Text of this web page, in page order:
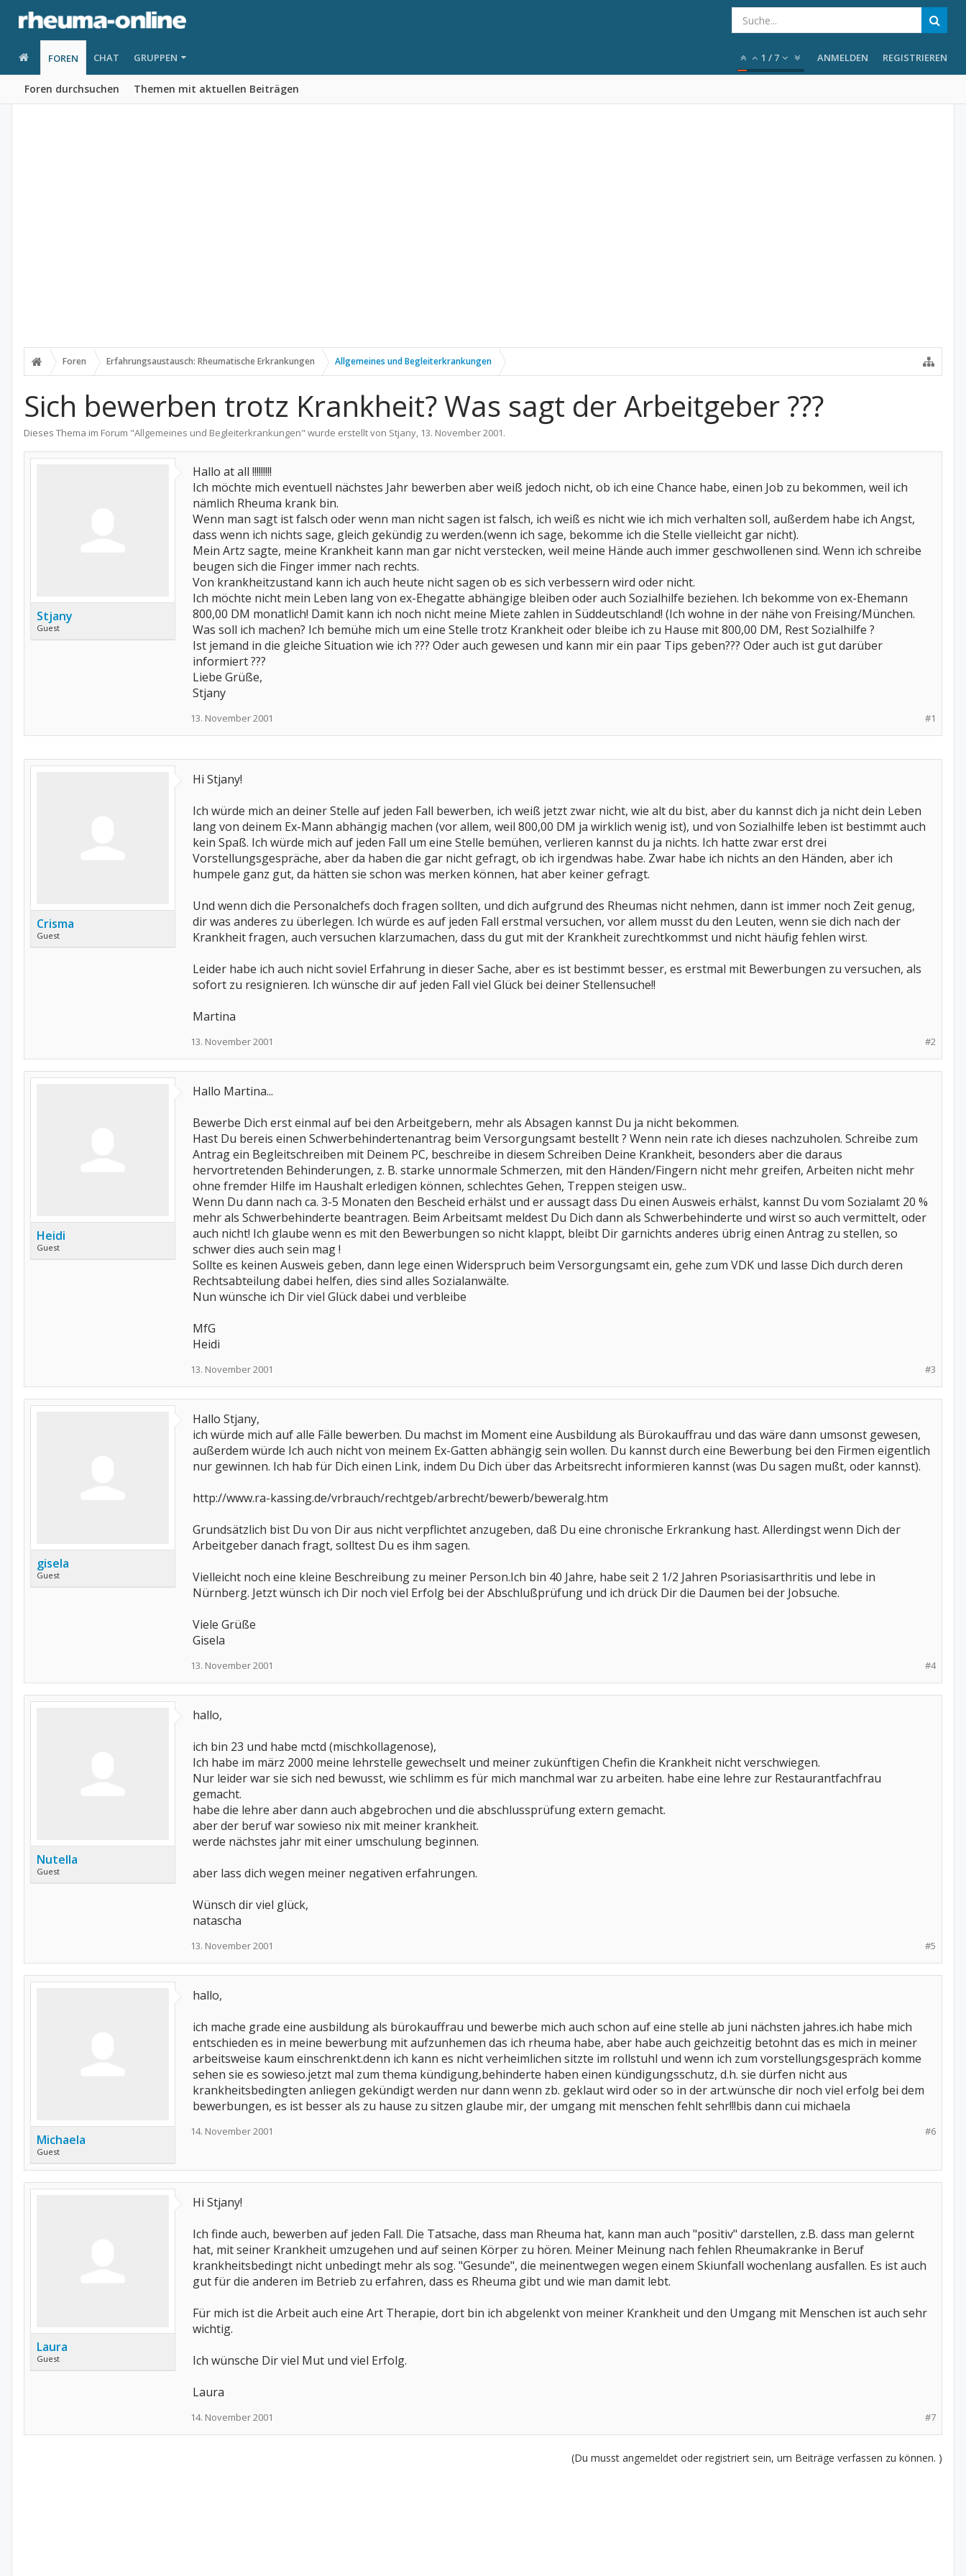
FOREN
Foren durchsuchen Themen mit aktuellen Beiträgen
CHAT GRUPPEN 1 / 7 ANMELDEN REGISTRIEREN
Foren Erfahrungsaustausch: Rheumatische Erkrankungen Allgemeines und Begleiterkrankungen
Sich bewerben trotz Krankheit? Was sagt der Arbeitgeber ???
Dieses Thema im Forum "Allgemeines und Begleiterkrankungen" wurde erstellt von Stjany, 13. November 2001.
Stjany
Guest
Hallo at all !!!!!!!!!
Ich möchte mich eventuell nächstes Jahr bewerben aber weiß jedoch nicht, ob ich eine Chance habe, einen Job zu bekommen, weil ich
nämlich Rheuma krank bin.
Wenn man sagt ist falsch oder wenn man nicht sagen ist falsch, ich weiß es nicht wie ich mich verhalten soll, außerdem habe ich Angst,
dass wenn ich nichts sage, gleich gekündig zu werden.(wenn ich sage, bekomme ich die Stelle vielleicht gar nicht).
Mein Artz sagte, meine Krankheit kann man gar nicht verstecken, weil meine Hände auch immer geschwollenen sind. Wenn ich schreibe
beugen sich die Finger immer nach rechts.
Von krankheitzustand kann ich auch heute nicht sagen ob es sich verbessern wird oder nicht.
Ich möchte nicht mein Leben lang von ex-Ehegatte abhängige bleiben oder auch Sozialhilfe beziehen. Ich bekomme von ex-Ehemann
800,00 DM monatlich! Damit kann ich noch nicht meine Miete zahlen in Süddeutschland! (Ich wohne in der nähe von Freising/München.
Was soll ich machen? Ich bemühe mich um eine Stelle trotz Krankheit oder bleibe ich zu Hause mit 800,00 DM, Rest Sozialhilfe ?
Ist jemand in die gleiche Situation wie ich ??? Oder auch gewesen und kann mir ein paar Tips geben??? Oder auch ist gut darüber
informiert ???
Liebe Grüße,
Stjany
#1
13. November 2001
Crisma
Guest
Hi Stjany!
Ich würde mich an deiner Stelle auf jeden Fall bewerben, ich weiß jetzt zwar nicht, wie alt du bist, aber du kannst dich ja nicht dein Leben
lang von deinem Ex-Mann abhängig machen (vor allem, weil 800,00 DM ja wirklich wenig ist), und von Sozialhilfe leben ist bestimmt auch
kein Spaß. Ich würde mich auf jeden Fall um eine Stelle bemühen, verlieren kannst du ja nichts. Ich hatte zwar erst drei
Vorstellungsgespräche, aber da haben die gar nicht gefragt, ob ich irgendwas habe. Zwar habe ich nichts an den Händen, aber ich
humpele ganz gut, da hätten sie schon was merken können, hat aber keiner gefragt.
Und wenn dich die Personalchefs doch fragen sollten, und dich aufgrund des Rheumas nicht nehmen, dann ist immer noch Zeit genug,
dir was anderes zu überlegen. Ich würde es auf jeden Fall erstmal versuchen, vor allem musst du den Leuten, wenn sie dich nach der
Krankheit fragen, auch versuchen klarzumachen, dass du gut mit der Krankheit zurechtkommst und nicht häufig fehlen wirst.
Leider habe ich auch nicht soviel Erfahrung in dieser Sache, aber es ist bestimmt besser, es erstmal mit Bewerbungen zu versuchen, als
sofort zu resignieren. Ich wünsche dir auf jeden Fall viel Glück bei deiner Stellensuche!!
Martina
#2
13. November 2001
Heidi
Guest
Hallo Martina...
Bewerbe Dich erst einmal auf bei den Arbeitgebern, mehr als Absagen kannst Du ja nicht bekommen.
Hast Du bereis einen Schwerbehindertenantrag beim Versorgungsamt bestellt ? Wenn nein rate ich dieses nachzuholen. Schreibe zum
Antrag ein Begleitschreiben mit Deinem PC, beschreibe in diesem Schreiben Deine Krankheit, besonders aber die daraus
hervortretenden Behinderungen, z. B. starke unnormale Schmerzen, mit den Händen/Fingern nicht mehr greifen, Arbeiten nicht mehr
ohne fremder Hilfe im Haushalt erledigen können, schlechtes Gehen, Treppen steigen usw..
Wenn Du dann nach ca. 3-5 Monaten den Bescheid erhälst und er aussagt dass Du einen Ausweis erhälst, kannst Du vom Sozialamt 20 %
mehr als Schwerbehinderte beantragen. Beim Arbeitsamt meldest Du Dich dann als Schwerbehinderte und wirst so auch vermittelt, oder
auch nicht! Ich glaube wenn es mit den Bewerbungen so nicht klappt, bleibt Dir garnichts anderes übrig einen Antrag zu stellen, so
schwer dies auch sein mag !
Sollte es keinen Ausweis geben, dann lege einen Widerspruch beim Versorgungsamt ein, gehe zum VDK und lasse Dich durch deren
Rechtsabteilung dabei helfen, dies sind alles Sozialanwälte.
Nun wünsche ich Dir viel Glück dabei und verbleibe
MfG
Heidi
#3
13. November 2001
gisela
Guest
Hallo Stjany,
ich würde mich auf alle Fälle bewerben. Du machst im Moment eine Ausbildung als Bürokauffrau und das wäre dann umsonst gewesen,
außerdem würde Ich auch nicht von meinem Ex-Gatten abhängig sein wollen. Du kannst durch eine Bewerbung bei den Firmen eigentlich
nur gewinnen. Ich hab für Dich einen Link, indem Du Dich über das Arbeitsrecht informieren kannst (was Du sagen mußt, oder kannst).
http://www.ra-kassing.de/vrbrauch/rechtgeb/arbrecht/bewerb/beweralg.htm
Grundsätzlich bist Du von Dir aus nicht verpflichtet anzugeben, daß Du eine chronische Erkrankung hast. Allerdingst wenn Dich der
Arbeitgeber danach fragt, solltest Du es ihm sagen.
Vielleicht noch eine kleine Beschreibung zu meiner Person.Ich bin 40 Jahre, habe seit 2 1/2 Jahren Psoriasisarthritis und lebe in
Nürnberg. Jetzt wünsch ich Dir noch viel Erfolg bei der Abschlußprüfung und ich drück Dir die Daumen bei der Jobsuche.
Viele Grüße
Gisela
#4
13. November 2001
Nutella
Guest
hallo,
ich bin 23 und habe mctd (mischkollagenose),
Ich habe im märz 2000 meine lehrstelle gewechselt und meiner zukünftigen Chefin die Krankheit nicht verschwiegen.
Nur leider war sie sich ned bewusst, wie schlimm es für mich manchmal war zu arbeiten. habe eine lehre zur Restaurantfachfrau
gemacht.
habe die lehre aber dann auch abgebrochen und die abschlussprüfung extern gemacht.
aber der beruf war sowieso nix mit meiner krankheit.
werde nächstes jahr mit einer umschulung beginnen.
aber lass dich wegen meiner negativen erfahrungen.
Wünsch dir viel glück,
natascha
#5
13. November 2001
Michaela
Guest
hallo,
ich mache grade eine ausbildung als bürokauffrau und bewerbe mich auch schon auf eine stelle ab juni nächsten jahres.ich habe mich
entschieden es in meine bewerbung mit aufzunhemen das ich rheuma habe, aber habe auch geichzeitig betohnt das es mich in meiner
arbeitsweise kaum einschrenkt.denn ich kann es nicht verheimlichen sitzte im rollstuhl und wenn ich zum vorstellungsgespräch komme
sehen sie es sowieso.jetzt mal zum thema kündigung,behinderte haben einen kündigungsschutz, d.h. sie dürfen nicht aus
krankheitsbedingten anliegen gekündigt werden nur dann wenn zb. geklaut wird oder so in der art.wünsche dir noch viel erfolg bei dem
bewerbungen, es ist besser als zu hause zu sitzen glaube mir, der umgang mit menschen fehlt sehr!!!bis dann cui michaela
#6
14. November 2001
Laura
Guest
Hi Stjany!
Ich finde auch, bewerben auf jeden Fall. Die Tatsache, dass man Rheuma hat, kann man auch "positiv" darstellen, z.B. dass man gelernt
hat, mit seiner Krankheit umzugehen und auf seinen Körper zu hören. Meiner Meinung nach fehlen Rheumakranke in Beruf
krankheitsbedingt nicht unbedingt mehr als sog. "Gesunde", die meinentwegen wegen einem Skiunfall wochenlang ausfallen. Es ist auch
gut für die anderen im Betrieb zu erfahren, dass es Rheuma gibt und wie man damit lebt.
Für mich ist die Arbeit auch eine Art Therapie, dort bin ich abgelenkt von meiner Krankheit und den Umgang mit Menschen ist auch sehr
wichtig.
Ich wünsche Dir viel Mut und viel Erfolg.
Laura
#7
14. November 2001
(Du musst angemeldet oder registriert sein, um Beiträge verfassen zu können. )